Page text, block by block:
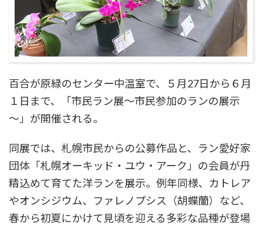
百合が原緑のセンター中温室で、５月27日から６月
１日まで、「市民ラン展～市民参加のランの展示
～」が開催される。
同展では、札幌市民からの公募作品と、ラン愛好家
団体「札幌オーキッド・ユウ・アーク」の会員が丹
精込めて育てた洋ランを展示。例年同様、カトレア
やオンシジウム、ファレノプシス（胡蝶蘭）など、
春から初夏にかけて見頃を迎える多彩な品種が登場